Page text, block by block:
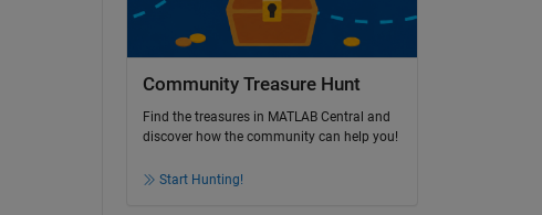
Community Treasure Hunt
Find the treasures in MATLAB Central and
discover how the community can help you!
Start Hunting!